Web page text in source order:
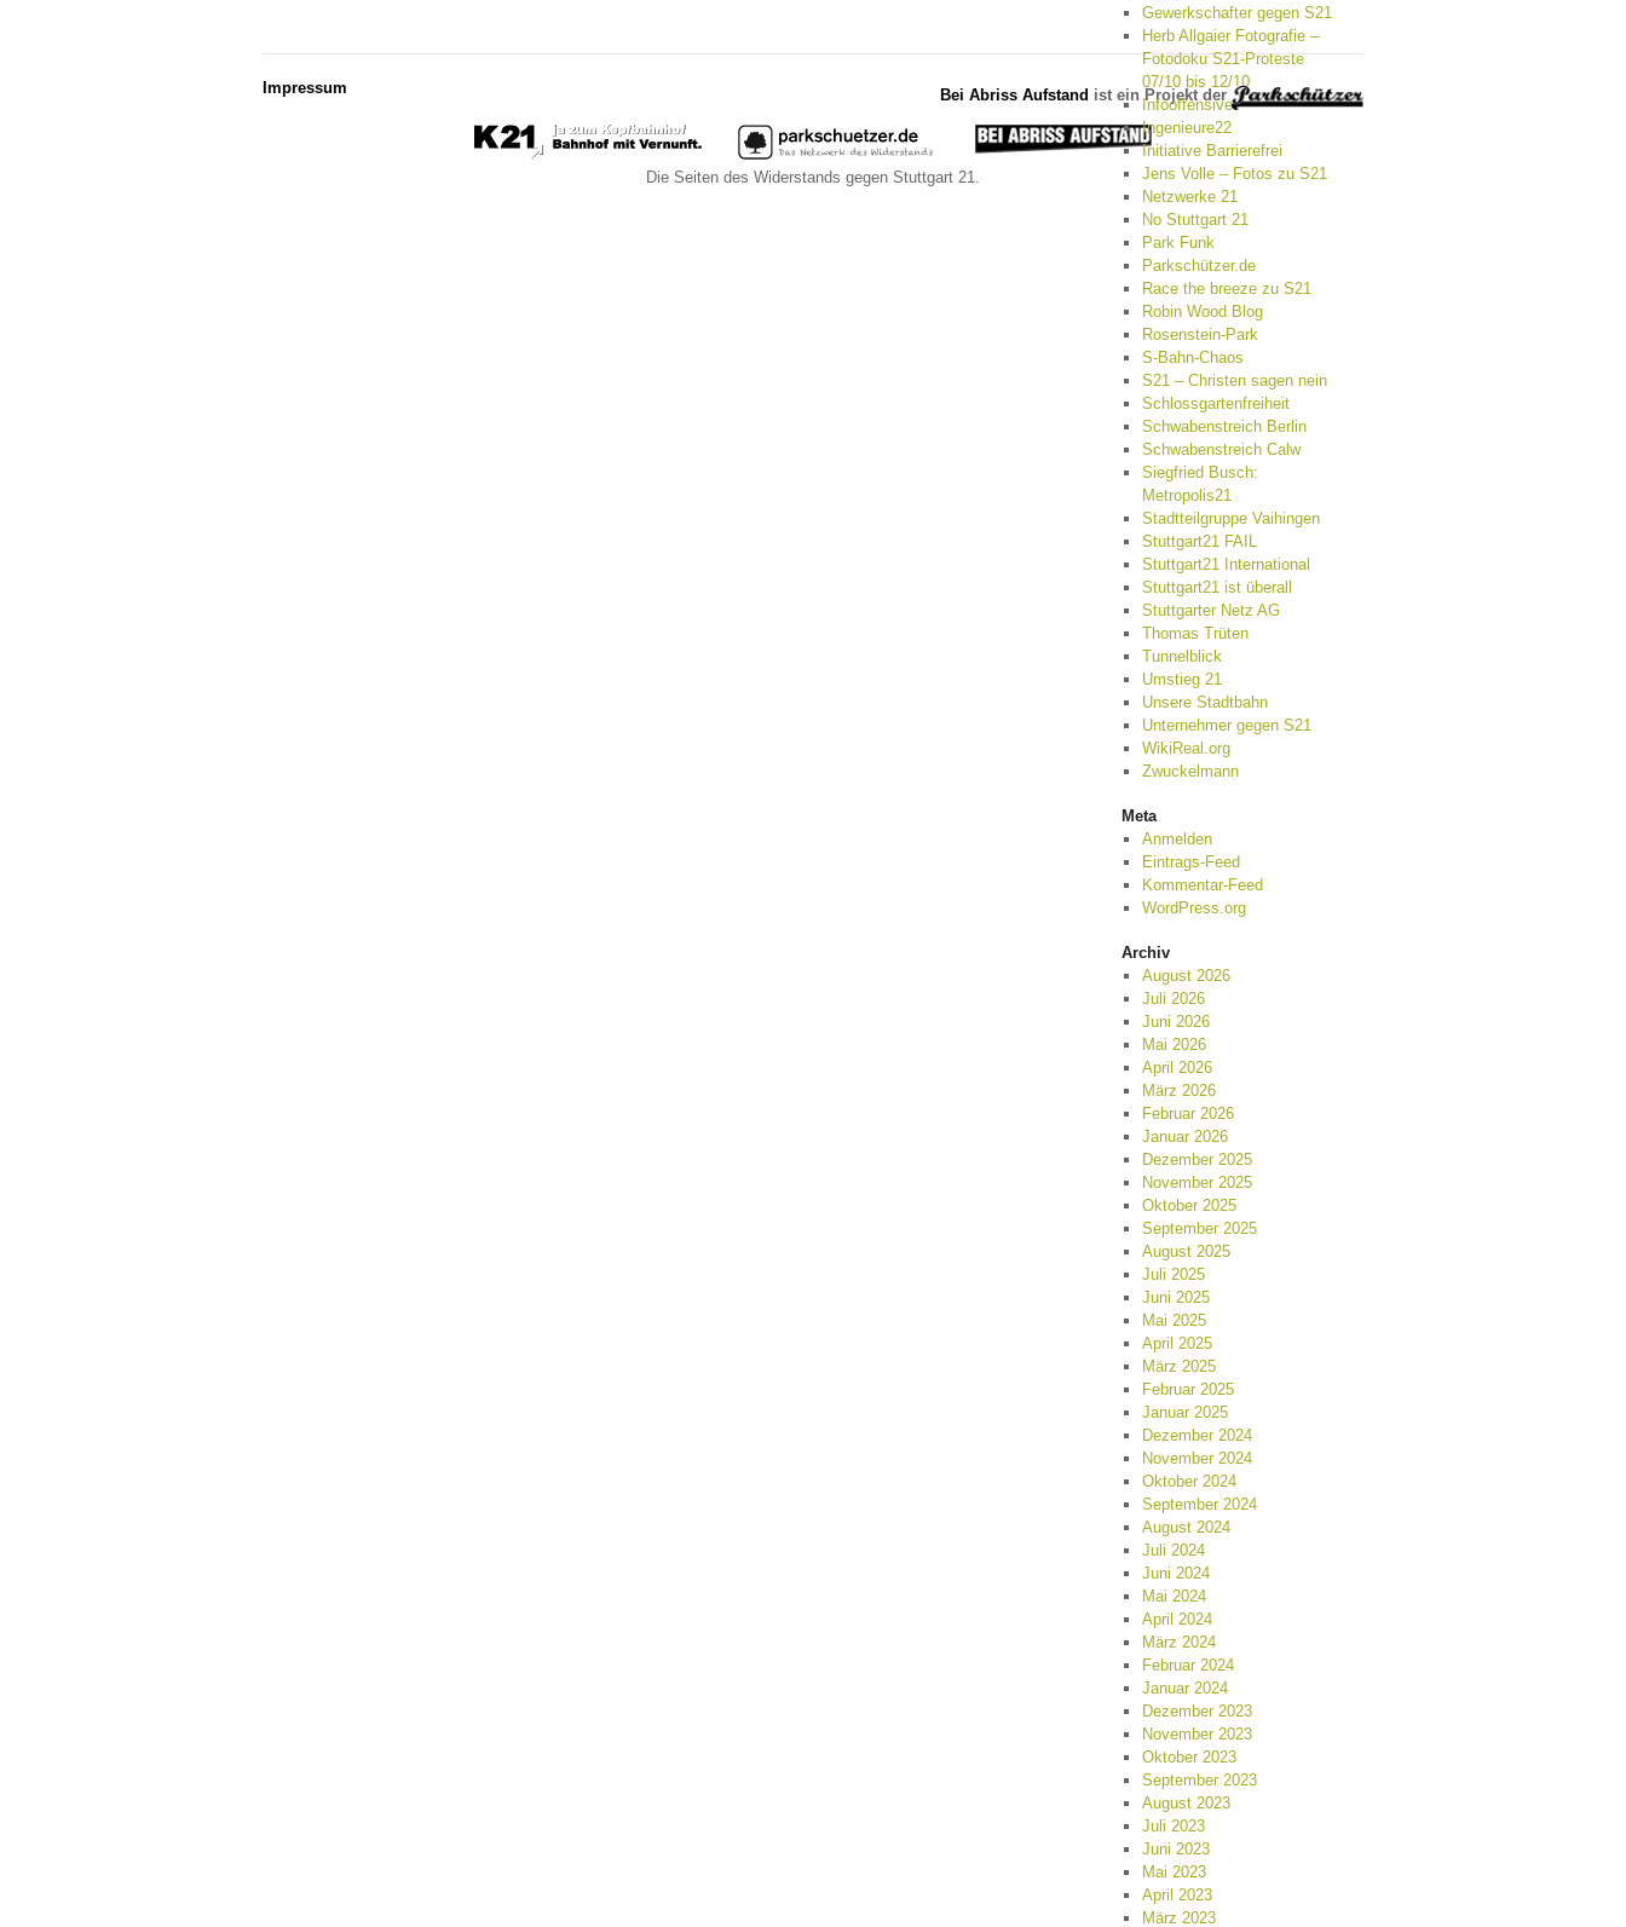
Gewerkschafter gegen S21
Herb Allgaier Fotografie –
Fotodoku S21-Proteste
07/10 bis 12/10
Infooffensive
Ingenieure22
Initiative Barrierefrei
Jens Volle – Fotos zu S21
Netzwerke 21
No Stuttgart 21
Park Funk
Parkschützer.de
Race the breeze zu S21
Robin Wood Blog
Rosenstein-Park
S-Bahn-Chaos
S21 – Christen sagen nein
Schlossgartenfreiheit
Schwabenstreich Berlin
Schwabenstreich Calw
Siegfried Busch:
Metropolis21
Stadtteilgruppe Vaihingen
Stuttgart21 FAIL
Stuttgart21 International
Stuttgart21 ist überall
Stuttgarter Netz AG
Thomas Trüten
Tunnelblick
Umstieg 21
Unsere Stadtbahn
Unternehmer gegen S21
WikiReal.org
Zwuckelmann
Meta
Anmelden
Eintrags-Feed
Kommentar-Feed
WordPress.org
Archiv
August 2026
Juli 2026
Juni 2026
Mai 2026
April 2026
März 2026
Februar 2026
Januar 2026
Dezember 2025
November 2025
Oktober 2025
September 2025
August 2025
Juli 2025
Juni 2025
Mai 2025
April 2025
März 2025
Februar 2025
Januar 2025
Dezember 2024
November 2024
Oktober 2024
September 2024
August 2024
Juli 2024
Juni 2024
Mai 2024
April 2024
März 2024
Februar 2024
Januar 2024
Dezember 2023
November 2023
Oktober 2023
September 2023
August 2023
Juli 2023
Juni 2023
Mai 2023
April 2023
März 2023
Bei Abriss Aufstand ist ein Projekt der
Impressum
Die Seiten des Widerstands gegen Stuttgart 21.